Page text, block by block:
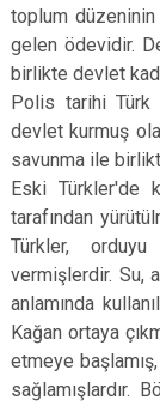
toplum
gelen ödevidir.
birlikte devlet
Polis tarihi Türk
devlet kurmuş
savunma ile
Eski Türkler'de
tarafından
Türkler,
vermişlerdir. Su,
anlamında
Kağan ortaya
etmeye
sağlamışlardır.